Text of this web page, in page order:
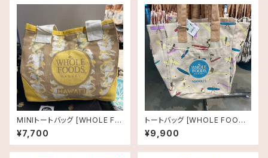
MINIトートバッグ [WHOLE FO
ODS MARKET]レイ
¥7,700
トートバッグ [WHOLE FOODS
MARKET]ホールフーズマーケ
ット オーガニックショッピングバ
ッグ サーファーガール
¥9,900